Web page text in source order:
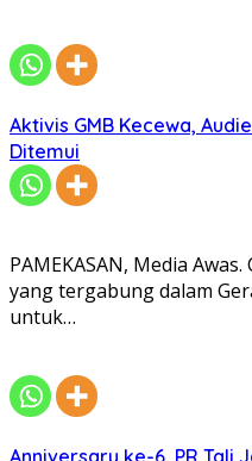
Aktivis GMB Kecewa,
Ditemui
PAMEKASAN, Media
yang tergabung dalam
untuk…
Anniversary ke-6, PR Tali